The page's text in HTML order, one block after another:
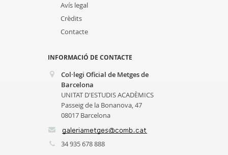
Avís legal
Crèdits
Contacte
INFORMACIÓ DE CONTACTE
Col·legi Oficial de Metges de
Barcelona
UNITAT D'ESTUDIS ACADÈMICS
Passeig de la Bonanova, 47
08017 Barcelona
34 935 678 888